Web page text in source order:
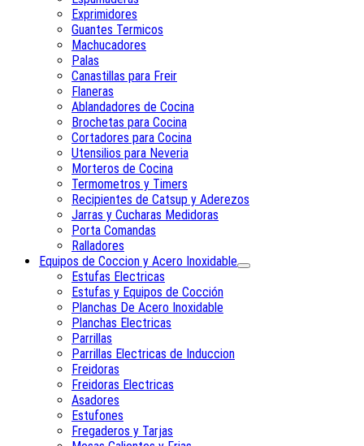
Exprimidores
Guantes Termicos
Machucadores
Palas
Canastillas para Freir
Flaneras
Ablandadores de Cocina
Brochetas para Cocina
Cortadores para Cocina
Utensilios para Neveria
Morteros de Cocina
Termometros y Timers
Recipientes de Catsup y Aderezos
Jarras y Cucharas Medidoras
Porta Comandas
Ralladores
Equipos de Coccion y Acero Inoxidable
Estufas Electricas
Estufas y Equipos de Cocción
Planchas De Acero Inoxidable
Planchas Electricas
Parrillas
Parrillas Electricas de Induccion
Freidoras
Freidoras Electricas
Asadores
Estufones
Fregaderos y Tarjas